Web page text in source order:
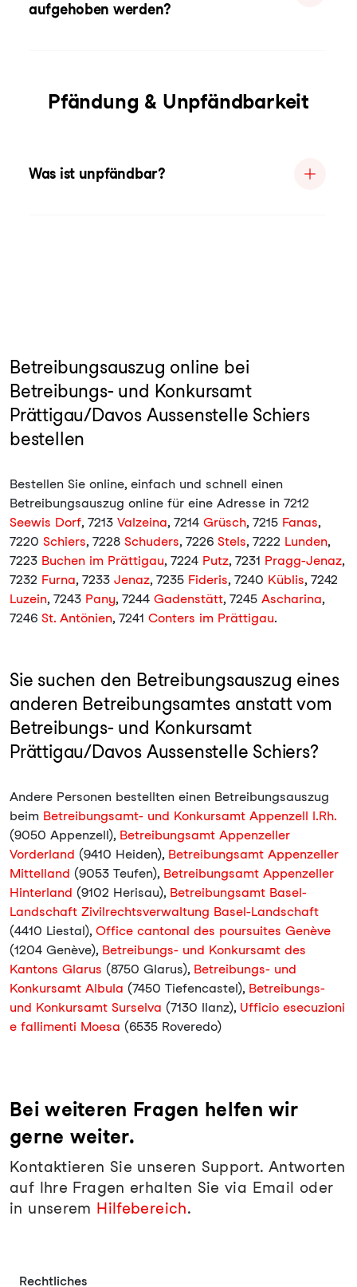
aufgehoben werden?
Pfändung & Unpfändbarkeit
Was ist unpfändbar?
Betreibungsauszug online bei
Betreibungs- und Konkursamt
Prättigau/Davos Aussenstelle Schiers
bestellen
Bestellen Sie online, einfach und schnell einen
Betreibungsauszug online für eine Adresse in 7212
Seewis Dorf, 7213 Valzeina, 7214 Grüsch, 7215 Fanas,
7220 Schiers, 7228 Schuders, 7226 Stels, 7222 Lunden,
7223 Buchen im Prättigau, 7224 Putz, 7231 Pragg-Jenaz,
7232 Furna, 7233 Jenaz, 7235 Fideris, 7240 Küblis, 7242
Luzein, 7243 Pany, 7244 Gadenstätt, 7245 Ascharina,
7246 St. Antönien, 7241 Conters im Prättigau.
Sie suchen den Betreibungsauszug eines
anderen Betreibungsamtes anstatt vom
Betreibungs- und Konkursamt
Prättigau/Davos Aussenstelle Schiers?
Andere Personen bestellten einen Betreibungsauszug
beim Betreibungsamt- und Konkursamt Appenzell I.Rh.
(9050 Appenzell), Betreibungsamt Appenzeller
Vorderland (9410 Heiden), Betreibungsamt Appenzeller
Mittelland (9053 Teufen), Betreibungsamt Appenzeller
Hinterland (9102 Herisau), Betreibungsamt Basel-
Landschaft Zivilrechtsverwaltung Basel-Landschaft
(4410 Liestal), Office cantonal des poursuites Genève
(1204 Genève), Betreibungs- und Konkursamt des
Kantons Glarus (8750 Glarus), Betreibungs- und
Konkursamt Albula (7450 Tiefencastel), Betreibungs-
und Konkursamt Surselva (7130 Ilanz), Ufficio esecuzioni
e fallimenti Moesa (6535 Roveredo)
Bei weiteren Fragen helfen wir
gerne weiter.
Kontaktieren Sie unseren Support. Antworten
auf Ihre Fragen erhalten Sie via Email oder
in unserem Hilfebereich.
Rechtliches